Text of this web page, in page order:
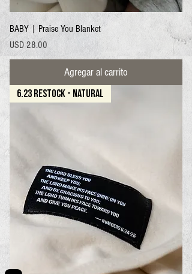
BABY | Praise You Blanket
Precio
USD 28.00
Agregar al carrito
6.23 RESTOCK - NATURAL